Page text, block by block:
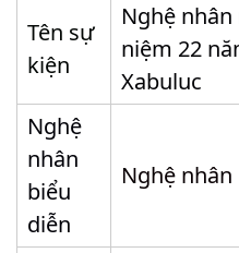
Tên sự
kiện
Nghệ nhân
niệm 22
Xabuluc
Nghệ
nhân
biểu
diễn
Nghệ nhân